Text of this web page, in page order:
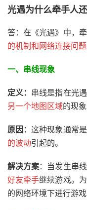
光遇为什么牵手人
答：在《光遇》中，
的机制和网络连接问题
一、串线现象
定义： 串线是指在光
另一个地图区域的现象
原因：这种现象通常
的波动引起的。
解决方案：当发生串
好友牵手继续游戏。
的网络环境下进行游戏